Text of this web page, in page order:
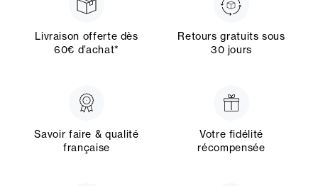
Livraison offerte dès
60€ d’achat*
Retours gratuits sous
30 jours
Savoir faire & qualité
française
Votre fidélité
récompensée